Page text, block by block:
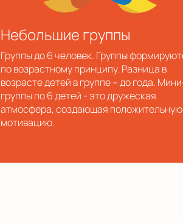
Небольшие группы
Группы до 6 человек. Группы
по возрастному принципу. Разница в
возрасте детей в группе – до года.
группы по 6 детей - это дружеская
атмосфера, создающая положительную
мотивацию.